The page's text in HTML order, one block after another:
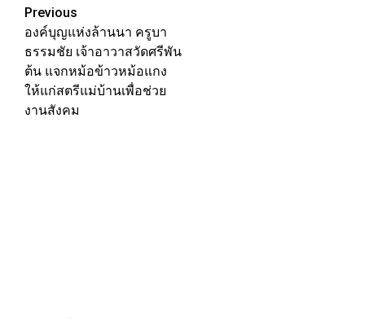
Post
navigation
Previous
องค์บุญแห่งล้านนา ครูบา
ธรรมชัย เจ้าอาวาสวัดศรีพัน
ต้น แจกหม้อข้าวหม้อแกง
ให้แก่สตรีแม่บ้านเพื่อช่วย
งานสังคม